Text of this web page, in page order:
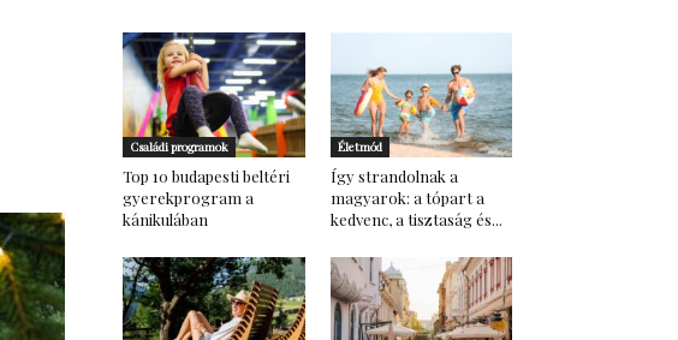
Családi programok
Top 10 budapesti beltéri
gyerekprogram a
kánikulában
Életmód
Így strandolnak a
magyarok: a tópart a
kedvenc, a tisztaság és...